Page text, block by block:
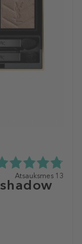
4.8
zvaigžņu
Atsauksmes 13